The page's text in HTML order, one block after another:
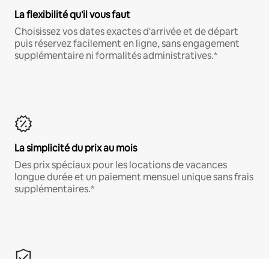
La flexibilité qu'il vous faut
Choisissez vos dates exactes d'arrivée et de départ
puis réservez facilement en ligne, sans engagement
supplémentaire ni formalités administratives.*
La simplicité du prix au mois
Des prix spéciaux pour les locations de vacances
longue durée et un paiement mensuel unique sans frais
supplémentaires.*